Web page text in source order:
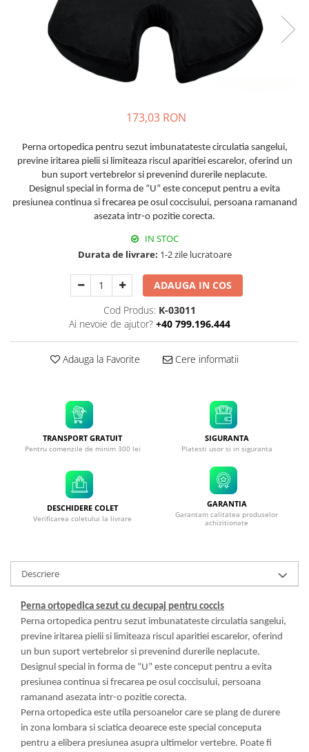
173,03 RON
Perna ortopedica pentru sezut imbunatateste circulatia sangelui,
previne iritarea pielii si limiteaza riscul aparitiei escarelor, oferind un
bun suport vertebrelor si prevenind durerile neplacute.
Designul special in forma de “U” este conceput pentru a evita
presiunea continua si frecarea pe osul coccisului, persoana ramanand
asezata intr-o pozitie corecta.
IN STOC
Durata de livrare: 1-2 zile lucratoare
ADAUGA IN COS
Cod Produs: K-03011
Ai nevoie de ajutor? +40 799.196.444
Adauga la Favorite Cere informatii
TRANSPORT GRATUIT
Pentru comenzile de minim 300 lei
SIGURANTA
Platesti usor si in siguranta
DESCHIDERE COLET
Verificarea coletului la livrare
GARANTIA
Garantam calitatea produselor
achizitionate
Descriere
Perna ortopedica sezut cu decupaj pentru coccis
Perna ortopedica pentru sezut imbunatateste circulatia sangelui,
previne iritarea pielii si limiteaza riscul aparitiei escarelor, oferind
un bun suport vertebrelor si prevenind durerile neplacute.
Designul special in forma de “U” este conceput pentru a evita
presiunea continua si frecarea pe osul coccisului, persoana
ramanand asezata intr-o pozitie corecta.
Perna ortopedica este utila persoanelor care se plang de durere
in zona lombara si sciatica deoarece este special conceputa
pentru a elibera presiunea asupra ultimelor vertebre. Poate fi